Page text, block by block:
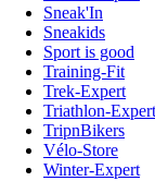
Sneak'In
Sneakids
Sport is good
Training-Fit
Trek-Expert
Triathlon-Expert
TripnBikers
Vélo-Store
Winter-Expert